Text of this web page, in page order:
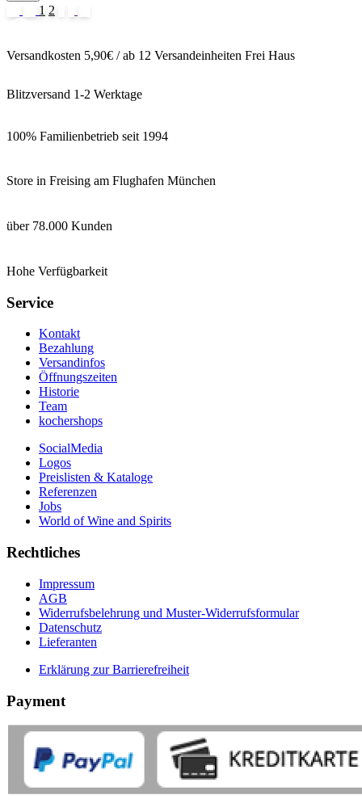
1 2
Versandkosten 5,90€ / ab 12 Versandeinheiten Frei Haus
Blitzversand 1-2 Werktage
100% Familienbetrieb seit 1994
Store in Freising am Flughafen München
über 78.000 Kunden
Hohe Verfügbarkeit
Service
Kontakt
Bezahlung
Versandinfos
Öffnungszeiten
Historie
Team
kochershops
SocialMedia
Logos
Preislisten & Kataloge
Referenzen
Jobs
World of Wine and Spirits
Rechtliches
Impressum
AGB
Widerrufsbelehrung und Muster-Widerrufsformular
Datenschutz
Lieferanten
Erklärung zur Barrierefreiheit
Payment